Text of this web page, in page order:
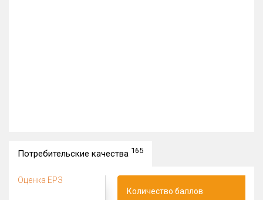
Потребительские качества 165
Оценка ЕРЗ
Количество баллов